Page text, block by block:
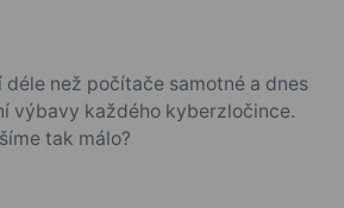
než počítače samotné a dnes
výbavy každého kyberzločince.
tak málo?